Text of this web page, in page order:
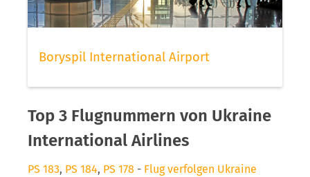
Boryspil International Airport
Top 3 Flugnummern von Ukraine
International Airlines
PS 183, PS 184, PS 178 - Flug verfolgen Ukraine